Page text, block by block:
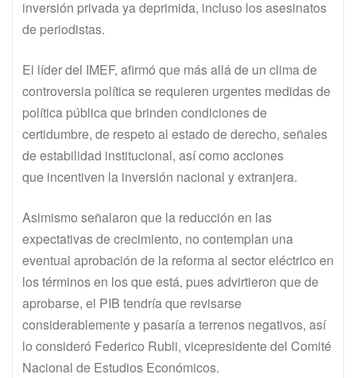
inversión privada ya deprimida, incluso los asesinatos
de periodistas.
El líder del IMEF, afirmó que más allá de un clima de
controversia política se requieren urgentes medidas de
política pública que brinden condiciones de
certidumbre, de respeto al estado de derecho, señales
de estabilidad institucional, así como acciones
que incentiven la inversión nacional y extranjera.
Asimismo señalaron que la reducción en las
expectativas de crecimiento, no contemplan una
eventual aprobación de la reforma al sector eléctrico en
los términos en los que está, pues advirtieron que de
aprobarse, el PIB tendría que revisarse
considerablemente y pasaría a terrenos negativos, así
lo consideró Federico Rubli, vicepresidente del Comité
Nacional de Estudios Económicos.